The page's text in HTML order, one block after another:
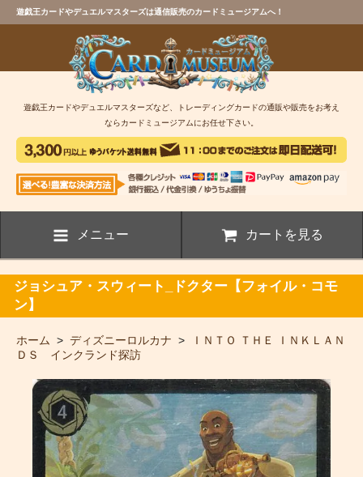
遊戯王カードやデュエルマスターズは通信販売のカードミュージアムへ！
遊戯王カードやデュエルマスターズなど、トレーディングカードの通販や販売をお考え
ならカードミュージアムにお任せ下さい。
メニュー カートを見る
ジョシュア・スウィート_ドクター【フォイル・コモ
ン】
ホーム > ディズニーロルカナ >
ＩＮＴＯ ＴＨＥ ＩＮＫＬＡＮ
ＤＳ インクランド探訪